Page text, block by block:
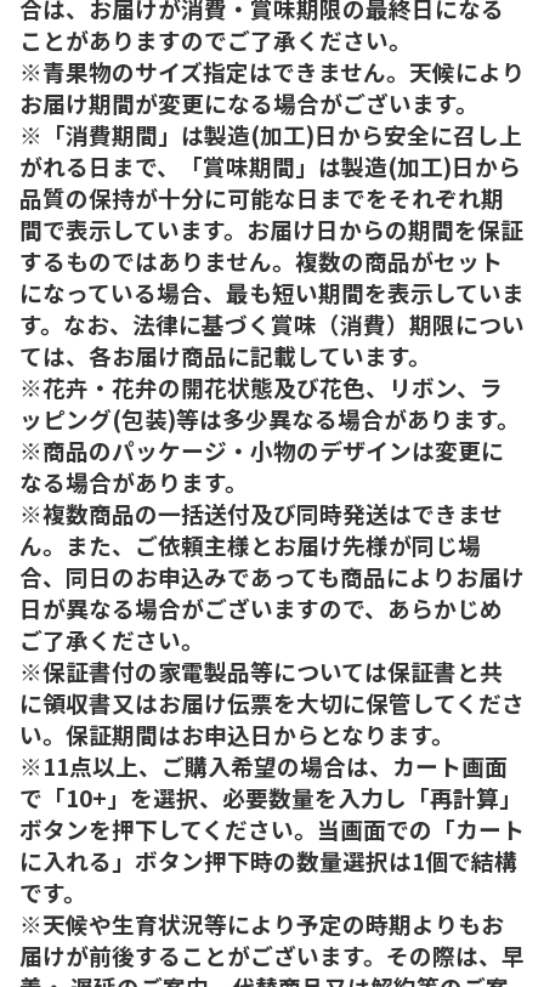
合は、お届けが消費・賞味期限の最終日になる
ことがありますのでご了承ください。
※青果物のサイズ指定はできません。天候により
お届け期間が変更になる場合がございます。
※「消費期間」は製造(加工)日から安全に召し上
がれる日まで、「賞味期間」は製造(加工)日から
品質の保持が十分に可能な日までをそれぞれ期
間で表示しています。お届け日からの期間を保証
するものではありません。複数の商品がセット
になっている場合、最も短い期間を表示していま
す。なお、法律に基づく賞味（消費）期限につい
ては、各お届け商品に記載しています。
※花卉・花弁の開花状態及び花色、リボン、ラ
ッピング(包装)等は多少異なる場合があります。
※商品のパッケージ・小物のデザインは変更に
なる場合があります。
※複数商品の一括送付及び同時発送はできませ
ん。また、ご依頼主様とお届け先様が同じ場
合、同日のお申込みであっても商品によりお届け
日が異なる場合がございますので、あらかじめ
ご了承ください。
※保証書付の家電製品等については保証書と共
に領収書又はお届け伝票を大切に保管してくださ
い。保証期間はお申込日からとなります。
※11点以上、ご購入希望の場合は、カート画面
で「10+」を選択、必要数量を入力し「再計算」
ボタンを押下してください。当画面での「カート
に入れる」ボタン押下時の数量選択は1個で結構
です。
※天候や生育状況等により予定の時期よりもお
届けが前後することがございます。その際は、早